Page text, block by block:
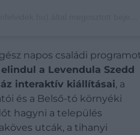
napos családi
a Levendula Szedd
interaktív kiállításai, a
és a Belső-tó környéki
hagyni a település
utcák, a tihanyi